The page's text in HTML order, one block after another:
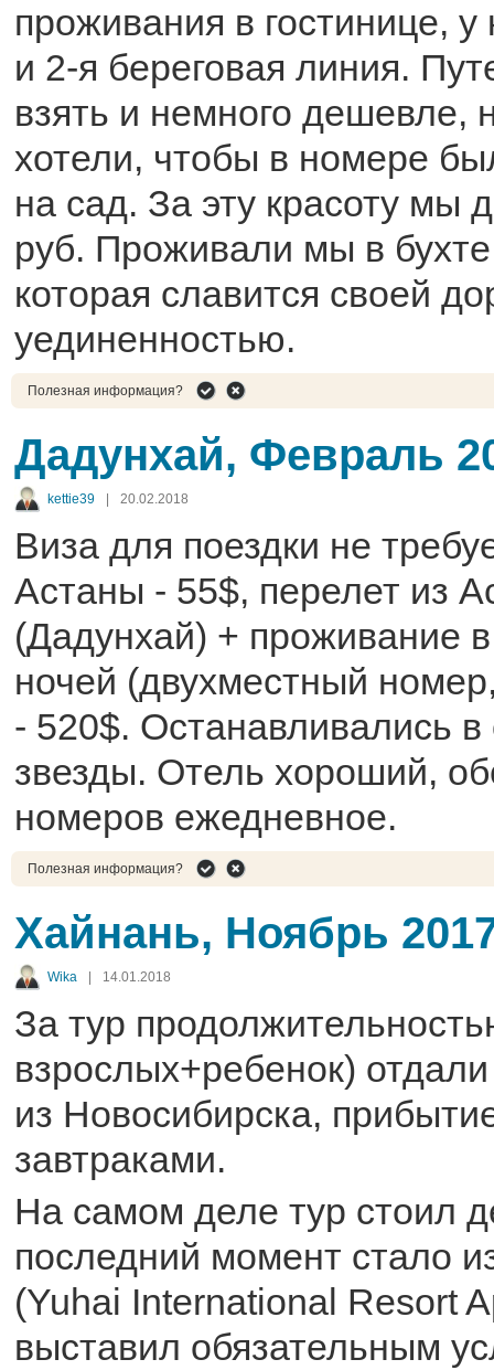
проживания в гостинице, у
и 2-я береговая линия.
взять и немного дешевле,
хотели, чтобы в номере
на сад. За эту красоту мы
руб. Проживали мы в
которая славится своей
уединенностью.
Полезная информация?
Дадунхай, Февраль
kettie39 20.02.2018
Виза для поездки не
Астаны - 55$, перелет из
(Дадунхай) + проживание
ночей (двухместный
- 520$. Останавливались
звезды. Отель хороший,
номеров ежедневное.
Полезная информация?
Хайнань, Ноябрь
Wika 14.01.2018
За тур
взрослых+ребенок)
из Новосибирска,
завтраками.
На самом деле тур стоил
последний момент стало
(Yuhai International Resort
выставил обязательным